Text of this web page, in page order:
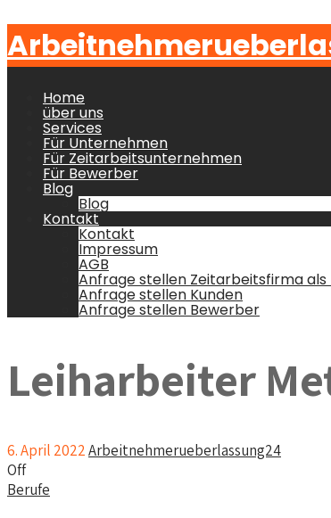
Home
über uns
Services
Für Unternehmen
Für Zeitarbeitsunternehmen
Für Bewerber
Blog
Blog
Kontakt
Kontakt
Impressum
AGB
Anfrage stellen Zeitarbeitsfirma
Anfrage stellen Kunden
Anfrage stellen Bewerber
Leiharbeiter
6. April 2022Arbeitnehmerueberlassung24
Off
Berufe